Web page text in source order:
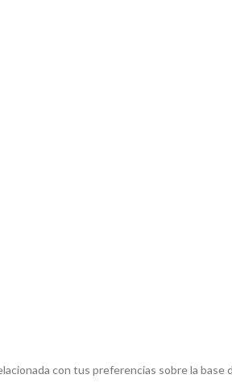
con tus preferencias sobre la